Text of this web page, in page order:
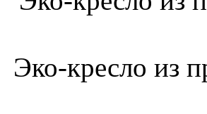
Эко-кресло из